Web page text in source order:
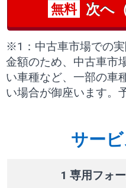
無料 次へ
※1：中古車市場での
金額のため、中古車市
い車種など、一部の車
い場合が御座います。
サー
1 専用フォ